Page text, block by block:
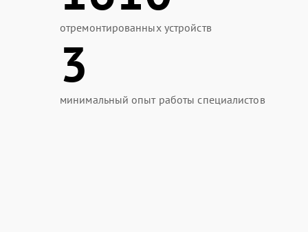
отремонтированных устройств
3
минимальный опыт работы специалистов